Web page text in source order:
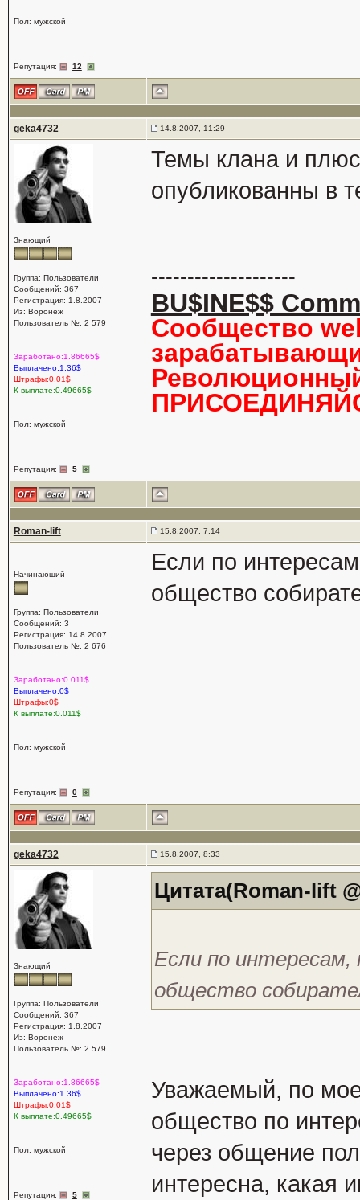
Пол: мужской
Репутация: 12
geka4732 14.8.2007, 11:29
Знающий
Группа: Пользователи
Сообщений: 367
Регистрация: 1.8.2007
Из: Воронеж
Пользователь №: 2 579
Заработано:1.86665$
Выплачено:1.36$
Штрафы:0.01$
К выплате:0.49665$
Пол: мужской
Репутация: 5
Темы клана и
опубликованны в
--------------------
BU$INE$$
Сообщество
Roman-lift 15.8.2007, 7:14
Начинающий
Группа: Пользователи
Сообщений: 3
Регистрация: 14.8.2007
Пользователь №: 2 676
Заработано:0.011$
Выплачено:0$
Штрафы:0$
К выплате:0.011$
Пол: мужской
Репутация: 0
Если по
общество
geka4732 15.8.2007, 8:33
Знающий
Группа: Пользователи
Сообщений: 367
Регистрация: 1.8.2007
Из: Воронеж
Пользователь №: 2 579
Заработано:1.86665$
Выплачено:1.36$
Штрафы:0.01$
К выплате:0.49665$
Пол: мужской
Репутация: 5
Цитата(Roman-lift
Если по
общество
Уважаемый, по
общество по
через общение
интересна, какая